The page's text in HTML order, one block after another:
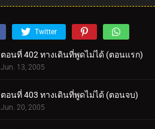
Twitter
ตอนที่ 402 ทางเดินที่พูดไม่ได้ (ตอนแรก)
Jun. 13, 2005
ตอนที่ 403 ทางเดินที่พูดไม่ได้ (ตอนจบ)
Jun. 20, 2005